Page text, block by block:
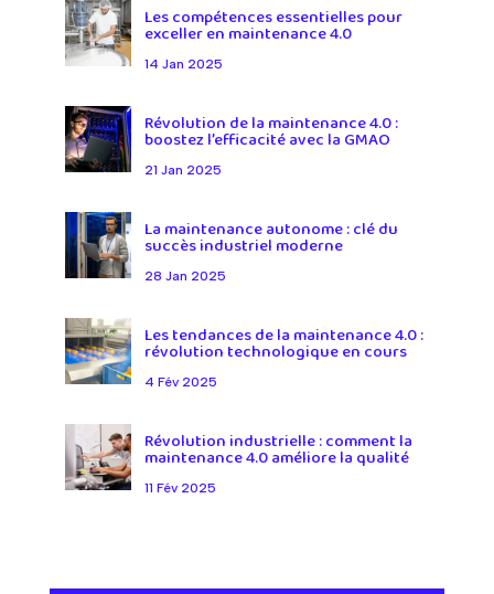
Les compétences essentielles pour
exceller en maintenance 4.0
14 Jan 2025
Révolution de la maintenance 4.0 :
boostez l’efficacité avec la GMAO
21 Jan 2025
La maintenance autonome : clé du
succès industriel moderne
28 Jan 2025
Les tendances de la maintenance 4.0 :
révolution technologique en cours
4 Fév 2025
Révolution industrielle : comment la
maintenance 4.0 améliore la qualité
11 Fév 2025